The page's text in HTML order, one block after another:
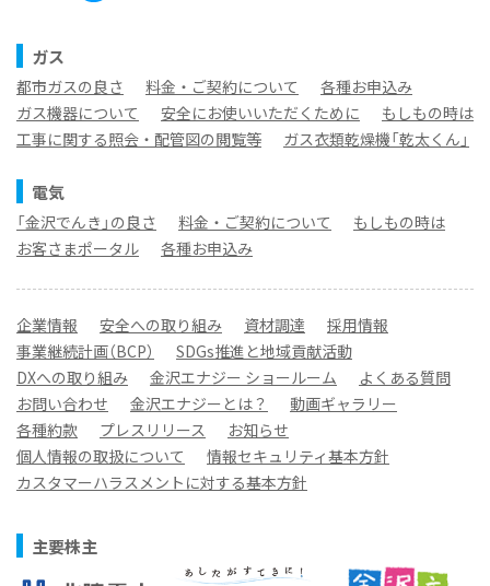
ガス
都市ガスの良さ 料金・ご契約について
各種お申込み
ガス機器について
安全にお使いいただくために
もしもの時は
工事に関する照会・配管図の閲覧等
ガス衣類乾燥機「乾太くん」
電気
「金沢でんき」の良さ 料金・ご契約について
もしもの時は
お客さまポータル
各種お申込み
企業情報 安全への取り組み 資材調達
採用情報
事業継続計画（BCP）
SDGs推進と地域貢献活動
DXへの取り組み
金沢エナジー ショールーム
よくある質問
お問い合わせ
金沢エナジーとは？
動画ギャラリー
各種約款
プレスリリース
お知らせ
個人情報の取扱について
情報セキュリティ基本方針
カスタマーハラスメントに対する基本方針
主要株主